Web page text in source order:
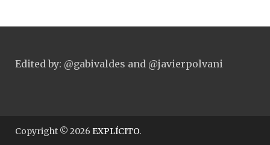
Edited by: @gabivaldes and @javierpolvani
Copyright © 2026 EXPLÍCITO.